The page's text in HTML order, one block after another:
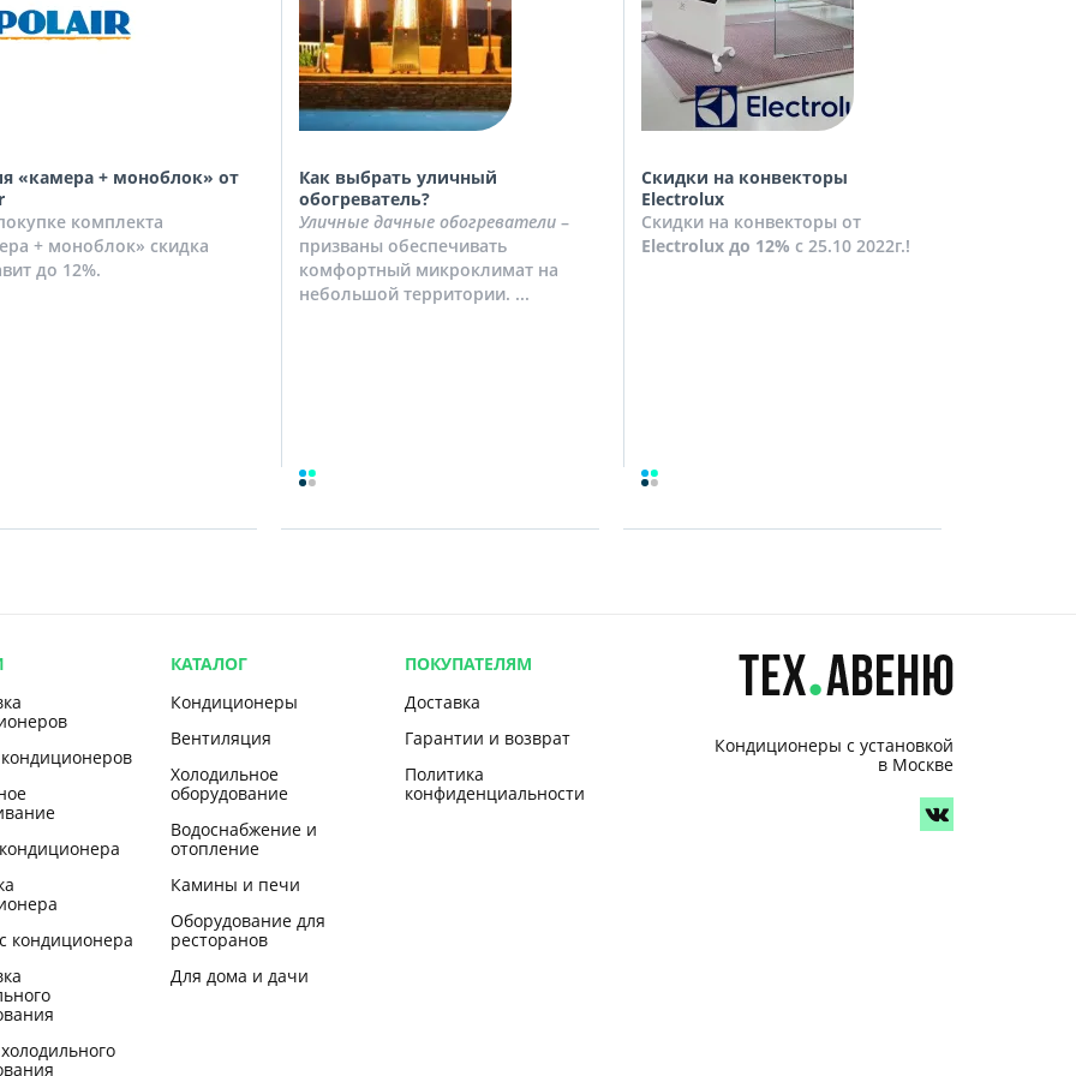
«камера + моноблок» от
комплекта
+ моноблок» скидка
до 12%.
Как выбрать уличный
обогреватель?
Уличные дачные обогреватели –
призваны обеспечивать
комфортный микроклимат на
небольшой территории. ...
Скидки на конвекторы
Electrolux
Скидки на конвекторы от
Electrolux до 12% с 25.10 2022г.!
кондиционера
КАТАЛОГ
Кондиционеры
Вентиляция
Холодильное
оборудование
Водоснабжение и
отопление
Камины и печи
Оборудование для
ресторанов
Для дома и дачи
ПОКУПАТЕЛЯМ
Доставка
Гарантии и возврат
Политика
конфиденциальности
Кондиционеры с установкой
в Москве